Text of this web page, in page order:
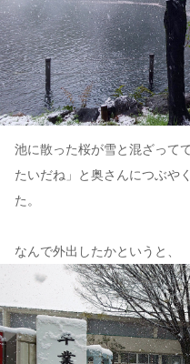
池に散った桜が雪と混ざって
たいだね」と奥さんにつぶや
た。
なんで外出したかというと、